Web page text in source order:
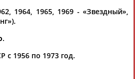
помимо самого Потапова:
Валентин Манкин (трехкратный...
неполный список.
СТАДИОН
1964, 1965, 1969 - «Звездный»,
.
с 1956 по 1973 год.